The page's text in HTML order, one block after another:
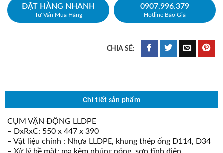
ĐẶT HÀNG NHANH
Tư Vấn Mua Hàng
0907.996.379
Hotline Báo Giá
Chi tiết sản phẩm
CỤM VẬN ĐỘNG LLDPE
– DxRxC: 550 x 447 x 390
– Vật liệu chính : Nhựa LLDPE, khung thép ống D114, D34
– Xử lý bề mặt: mạ kẽm nhúng nóng, sơn tĩnh điện.